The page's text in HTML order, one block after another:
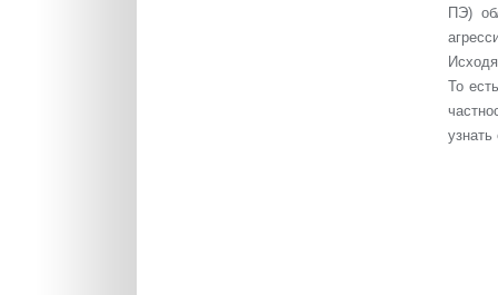
ПЭ)
То